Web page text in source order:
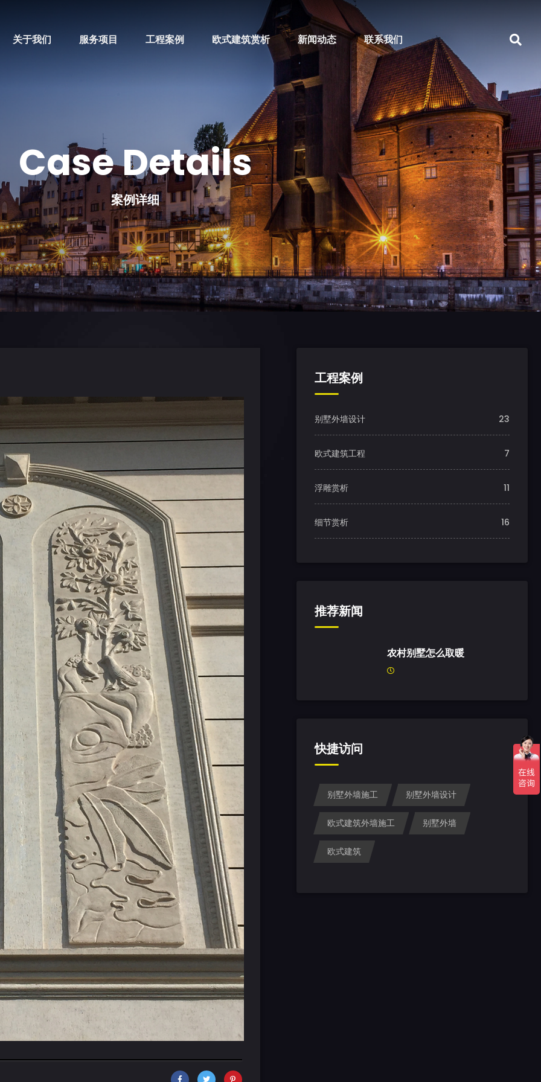
关于我们 服务项目 工程案例 欧式建筑赏析 新闻动态 联系我们
Case Details
案例详细
工程案例
别墅外墙设计 23
欧式建筑工程 7
浮雕赏析 11
细节赏析 16
推荐新闻
农村别墅怎么取暖
快捷访问
别墅外墙施工 别墅外墙设计
欧式建筑外墙施工 别墅外墙
欧式建筑